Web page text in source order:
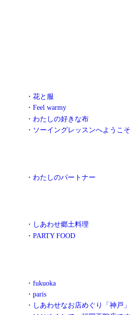
・花と服
・Feel warmy
・わたしの好きな布
・ソーイングレッスンへようこそ
・わたしのパートナー
・しあわせ郷土料理
・PARTY FOOD
・fukuoka
・paris
・しあわせなお店めぐり「神戸」